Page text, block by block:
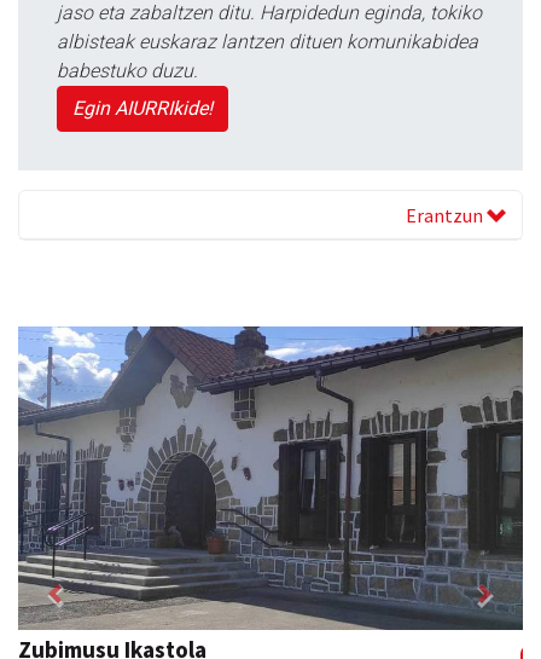
jaso eta zabaltzen ditu. Harpidedun eginda, tokiko
albisteak euskaraz lantzen dituen komunikabidea
babestuko duzu.
Egin AIURRIkide!
Erantzun
Zubimusu Ikastola
Previous Next